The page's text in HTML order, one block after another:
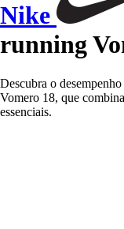
Nike
running
Descubra o
Vomero 18, que
essenciais.